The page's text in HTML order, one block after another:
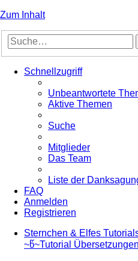
Zum Inhalt
Schnellzugriff
Unbeantwortete
Aktive Themen
Suche
Mitglieder
Das Team
Liste der
FAQ
Anmelden
Registrieren
Sternchen & Elfes
~წ~Tutorial